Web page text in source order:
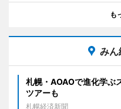
も
みん
札幌・AOAOで進化学
ツアーも
札幌経済新聞